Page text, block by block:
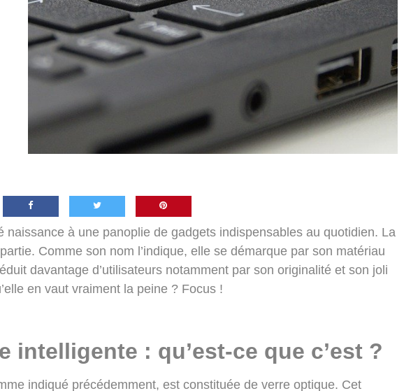
naissance à une panoplie de gadgets indispensables au quotidien. La
Comme son nom l’indique, elle se démarque par son matériau
davantage d’utilisateurs notamment par son originalité et son joli
en vaut vraiment la peine ? Focus !
intelligente : qu’est-ce que c’est ?
indiqué précédemment, est constituée de verre optique. Cet